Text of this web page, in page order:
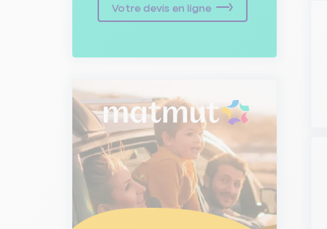
Votre devis en ligne